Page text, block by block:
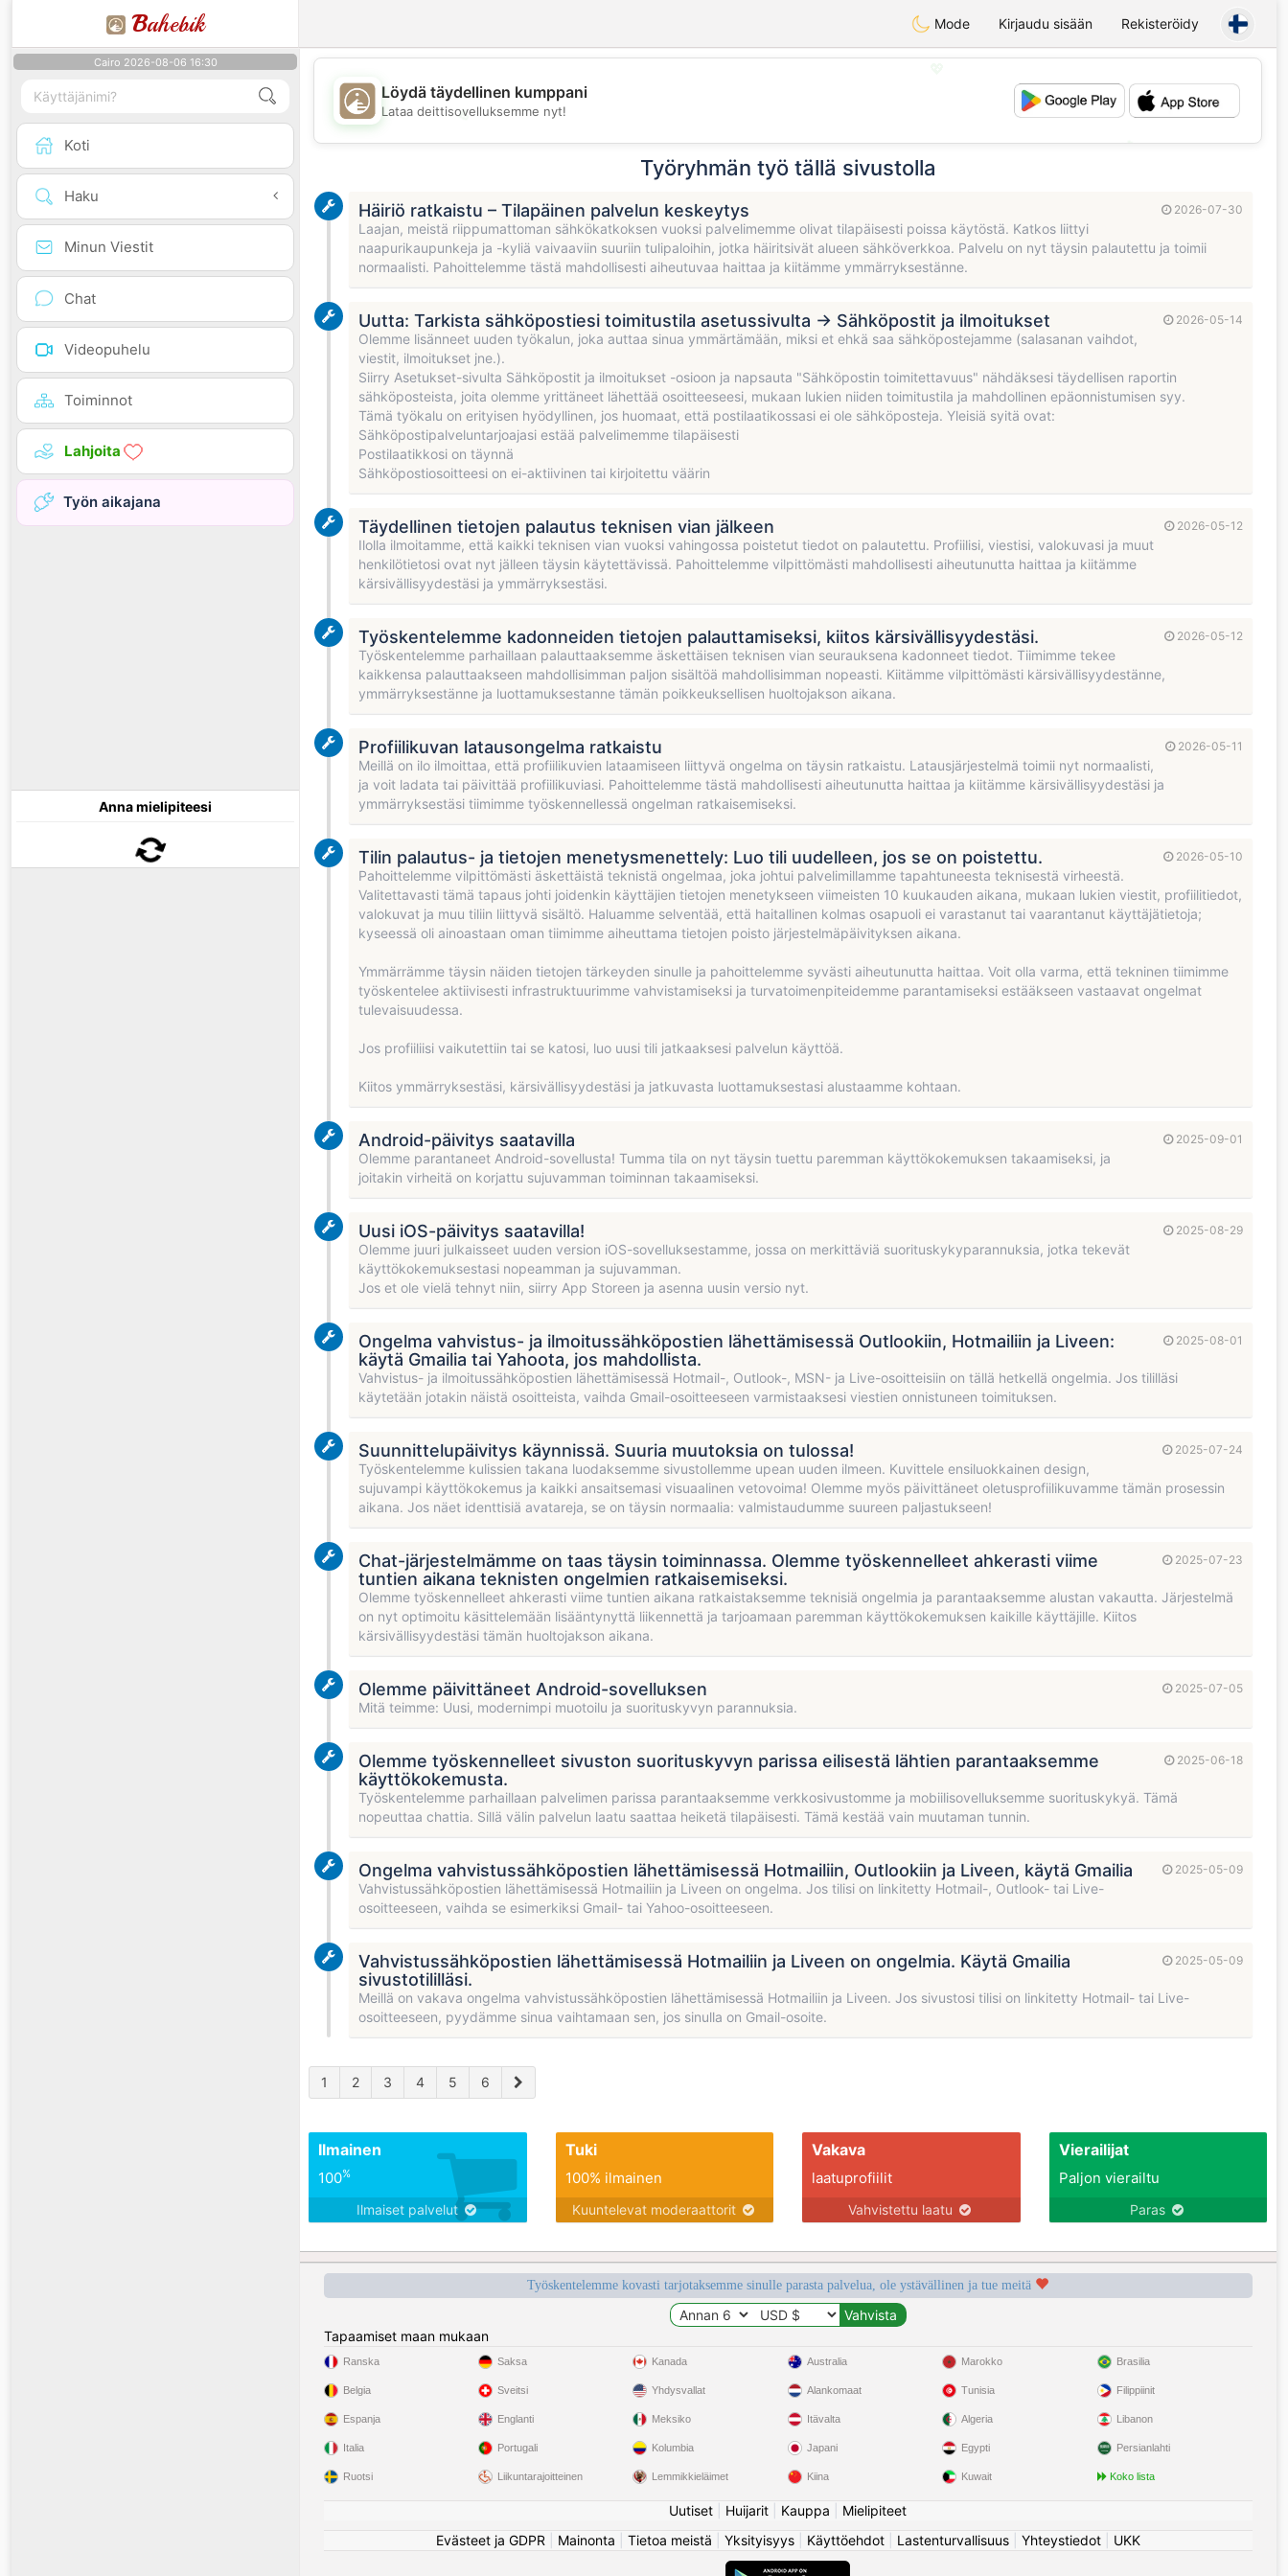
Bahebik Mode Kirjaudu sisään Rekisteröidy
Cairo 2026-08-06 16:30
Koti
Haku
Minun Viestit
Chat
Videopuhelu
Toiminnot
Lahjoita
Työn aikajana
Anna mielipiteesi
💖
Löydä täydellinen kumppani
Lataa deittisovelluksemme nyt!
Työryhmän työ tällä sivustolla
2026-07-30
Häiriö ratkaistu – Tilapäinen palvelun keskeytys
Laajan, meistä riippumattoman sähkökatkoksen vuoksi palvelimemme olivat tilapäisesti poissa käytöstä. Katkos liittyi
naapurikaupunkeja ja -kyliä vaivaaviin suuriin tulipaloihin, jotka häiritsivät alueen sähköverkkoa. Palvelu on nyt täysin palautettu ja toimii
normaalisti. Pahoittelemme tästä mahdollisesti aiheutuvaa haittaa ja kiitämme ymmärryksestänne.
2026-05-14
Uutta: Tarkista sähköpostiesi toimitustila asetussivulta → Sähköpostit ja ilmoitukset
Olemme lisänneet uuden työkalun, joka auttaa sinua ymmärtämään, miksi et ehkä saa sähköpostejamme (salasanan vaihdot,
viestit, ilmoitukset jne.).
Siirry Asetukset-sivulta Sähköpostit ja ilmoitukset -osioon ja napsauta "Sähköpostin toimitettavuus" nähdäksesi täydellisen raportin
sähköposteista, joita olemme yrittäneet lähettää osoitteeseesi, mukaan lukien niiden toimitustila ja mahdollinen epäonnistumisen syy.
Tämä työkalu on erityisen hyödyllinen, jos huomaat, että postilaatikossasi ei ole sähköposteja. Yleisiä syitä ovat:
Sähköpostipalveluntarjoajasi estää palvelimemme tilapäisesti
Postilaatikkosi on täynnä
Sähköpostiosoitteesi on ei-aktiivinen tai kirjoitettu väärin
2026-05-12
Täydellinen tietojen palautus teknisen vian jälkeen
Ilolla ilmoitamme, että kaikki teknisen vian vuoksi vahingossa poistetut tiedot on palautettu. Profiilisi, viestisi, valokuvasi ja muut
henkilötietosi ovat nyt jälleen täysin käytettävissä. Pahoittelemme vilpittömästi mahdollisesti aiheutunutta haittaa ja kiitämme
kärsivällisyydestäsi ja ymmärryksestäsi.
2026-05-12
Työskentelemme kadonneiden tietojen palauttamiseksi, kiitos kärsivällisyydestäsi.
Työskentelemme parhaillaan palauttaaksemme äskettäisen teknisen vian seurauksena kadonneet tiedot. Tiimimme tekee
kaikkensa palauttaakseen mahdollisimman paljon sisältöä mahdollisimman nopeasti. Kiitämme vilpittömästi kärsivällisyydestänne,
ymmärryksestänne ja luottamuksestanne tämän poikkeuksellisen huoltojakson aikana.
2026-05-11
Profiilikuvan latausongelma ratkaistu
Meillä on ilo ilmoittaa, että profiilikuvien lataamiseen liittyvä ongelma on täysin ratkaistu. Latausjärjestelmä toimii nyt normaalisti,
ja voit ladata tai päivittää profiilikuviasi. Pahoittelemme tästä mahdollisesti aiheutunutta haittaa ja kiitämme kärsivällisyydestäsi ja
ymmärryksestäsi tiimimme työskennellessä ongelman ratkaisemiseksi.
2026-05-10
Tilin palautus- ja tietojen menetysmenettely: Luo tili uudelleen, jos se on poistettu.
Pahoittelemme vilpittömästi äskettäistä teknistä ongelmaa, joka johtui palvelimillamme tapahtuneesta teknisestä virheestä.
Valitettavasti tämä tapaus johti joidenkin käyttäjien tietojen menetykseen viimeisten 10 kuukauden aikana, mukaan lukien viestit, profiilitiedot,
valokuvat ja muu tiliin liittyvä sisältö. Haluamme selventää, että haitallinen kolmas osapuoli ei varastanut tai vaarantanut käyttäjätietoja;
kyseessä oli ainoastaan oman tiimimme aiheuttama tietojen poisto järjestelmäpäivityksen aikana.
Ymmärrämme täysin näiden tietojen tärkeyden sinulle ja pahoittelemme syvästi aiheutunutta haittaa. Voit olla varma, että tekninen tiimimme
työskentelee aktiivisesti infrastruktuurimme vahvistamiseksi ja turvatoimenpiteidemme parantamiseksi estääkseen vastaavat ongelmat
tulevaisuudessa.
Jos profiiliisi vaikutettiin tai se katosi, luo uusi tili jatkaaksesi palvelun käyttöä.
Kiitos ymmärryksestäsi, kärsivällisyydestäsi ja jatkuvasta luottamuksestasi alustaamme kohtaan.
2025-09-01
Android-päivitys saatavilla
Olemme parantaneet Android-sovellusta! Tumma tila on nyt täysin tuettu paremman käyttökokemuksen takaamiseksi, ja
joitakin virheitä on korjattu sujuvamman toiminnan takaamiseksi.
2025-08-29
Uusi iOS-päivitys saatavilla!
Olemme juuri julkaisseet uuden version iOS-sovelluksestamme, jossa on merkittäviä suorituskykyparannuksia, jotka tekevät
käyttökokemuksestasi nopeamman ja sujuvamman.
Jos et ole vielä tehnyt niin, siirry App Storeen ja asenna uusin versio nyt.
2025-08-01
Ongelma vahvistus- ja ilmoitussähköpostien lähettämisessä Outlookiin, Hotmailiin ja Liveen:
käytä Gmailia tai Yahoota, jos mahdollista.
Vahvistus- ja ilmoitussähköpostien lähettämisessä Hotmail-, Outlook-, MSN- ja Live-osoitteisiin on tällä hetkellä ongelmia. Jos tililläsi
käytetään jotakin näistä osoitteista, vaihda Gmail-osoitteeseen varmistaaksesi viestien onnistuneen toimituksen.
2025-07-24
Suunnittelupäivitys käynnissä. Suuria muutoksia on tulossa!
Työskentelemme kulissien takana luodaksemme sivustollemme upean uuden ilmeen. Kuvittele ensiluokkainen design,
sujuvampi käyttökokemus ja kaikki ansaitsemasi visuaalinen vetovoima! Olemme myös päivittäneet oletusprofiilikuvamme tämän prosessin
aikana. Jos näet identtisiä avatareja, se on täysin normaalia: valmistaudumme suureen paljastukseen!
2025-07-23
Chat-järjestelmämme on taas täysin toiminnassa. Olemme työskennelleet ahkerasti viime
tuntien aikana teknisten ongelmien ratkaisemiseksi.
Olemme työskennelleet ahkerasti viime tuntien aikana ratkaistaksemme teknisiä ongelmia ja parantaaksemme alustan vakautta. Järjestelmä
on nyt optimoitu käsittelemään lisääntynyttä liikennettä ja tarjoamaan paremman käyttökokemuksen kaikille käyttäjille. Kiitos
kärsivällisyydestäsi tämän huoltojakson aikana.
2025-07-05
Olemme päivittäneet Android-sovelluksen
Mitä teimme: Uusi, modernimpi muotoilu ja suorituskyvyn parannuksia.
2025-06-18
Olemme työskennelleet sivuston suorituskyvyn parissa eilisestä lähtien parantaaksemme
käyttökokemusta.
Työskentelemme parhaillaan palvelimen parissa parantaaksemme verkkosivustomme ja mobiilisovelluksemme suorituskykyä. Tämä
nopeuttaa chattia. Sillä välin palvelun laatu saattaa heiketä tilapäisesti. Tämä kestää vain muutaman tunnin.
2025-05-09
Ongelma vahvistussähköpostien lähettämisessä Hotmailiin, Outlookiin ja Liveen, käytä Gmailia
Vahvistussähköpostien lähettämisessä Hotmailiin ja Liveen on ongelma. Jos tilisi on linkitetty Hotmail-, Outlook- tai Live-
osoitteeseen, vaihda se esimerkiksi Gmail- tai Yahoo-osoitteeseen.
2025-05-09
Vahvistussähköpostien lähettämisessä Hotmailiin ja Liveen on ongelmia. Käytä Gmailia
sivustotililläsi.
Meillä on vakava ongelma vahvistussähköpostien lähettämisessä Hotmailiin ja Liveen. Jos sivustosi tilisi on linkitetty Hotmail- tai Live-
osoitteeseen, pyydämme sinua vaihtamaan sen, jos sinulla on Gmail-osoite.
1 2 3 4 5 6
Ilmainen
100%
Ilmaiset palvelut
Tuki
100% ilmainen
Kuuntelevat moderaattorit
Vakava
laatuprofiilit
Vahvistettu laatu
Vierailijat
Paljon vierailtu
Paras
Työskentelemme kovasti tarjotaksemme sinulle parasta palvelua, ole ystävällinen ja tue meitä
Tapaamiset maan mukaan
Ranska
Belgia
Espanja
Italia
Ruotsi
Saksa
Sveitsi
Englanti
Portugali
Liikuntarajoitteinen
Kanada
Yhdysvallat
Meksiko
Kolumbia
Lemmikkieläimet
Australia
Alankomaat
Itävalta
Japani
Kiina
Marokko
Tunisia
Algeria
Egypti
Kuwait
Brasilia
Filippiinit
Libanon
Persianlahti
Koko lista
Uutiset Huijarit Kauppa
Mielipiteet
Evästeet ja GDPR
Mainonta Tietoa meistä Yksityisyys| Käyttöehdot| Lastenturvallisuus| Yhteystiedot| UKK